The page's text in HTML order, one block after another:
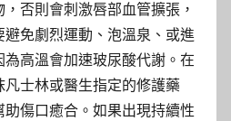
否則會刺激唇部血管擴張，
免劇烈運動、泡溫泉、或進
高溫會加速玻尿酸代謝。在
士林或醫生指定的修護藥
傷口癒合。如果出現持續性